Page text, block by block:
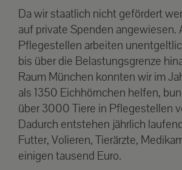
Da wir staatlich nicht gefördert
auf private Spenden angewiesen.
Pflegestellen arbeiten
bis über die Belastungsgrenze
Raum München konnten wir im
als 1350 Eichhörnchen helfen,
über 3000 Tiere in Pflegestellen
Dadurch entstehen jährlich
Futter, Volieren, Tierärzte,
einigen tausend Euro.